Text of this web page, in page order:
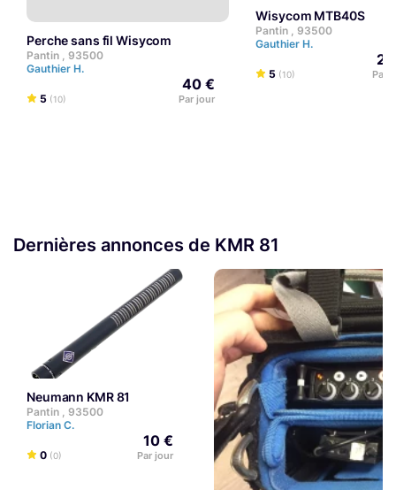
Perche sans fil Wisycom
Pantin , 93500
Gauthier H.
5 (10)
40 €
Par jour
Wisycom MTB40S
Pantin , 93500
Gauthier H.
5 (10) Par
Dernières annonces de KMR 81
Neumann KMR 81
Pantin , 93500
Florian C.
0 (0)
10 €
Par jour